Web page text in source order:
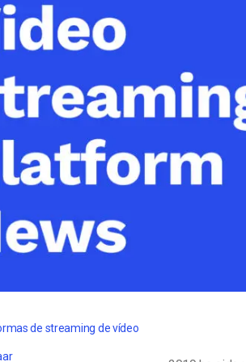
Privacidad y Seguridad
de streaming de vídeo